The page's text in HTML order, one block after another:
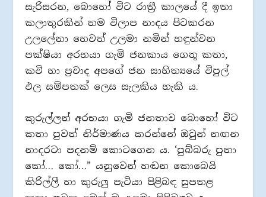
සැරිසරන, බොහෝ විට රාත්‍රී කාලයේ දී ඉතා
කලාතුරකින් තම විලාප නාදය පිටකරන
උලලේනා හෙවත් උලමා නමින් හඳුන්වන
පක්ෂියා අරභයා ගැමි ජනකාය ගෙතූ කතා,
කවි හා ප්‍රවාද අපගේ ජන සාහිත්‍යයේ විපුල්
ඵල සම්පතක් ලෙස සැලකිය හැකි ය.
කුරුල්ලන් අරභයා ගැමි ජනතාව බොහෝ විට
කතා පුවත් නිර්මාණය කරන්නේ ඔවුන් නඟන
නාදරටා පදනම් කොටගෙන ය. ‘පුබ්බරු පුතා
කෝ… කෝ…” යනුවෙන් හඬන කොබෙයි
කිරිල්ලී හා කුරුලු පැටියා පිළිබඳ සුපතළ